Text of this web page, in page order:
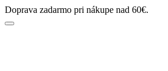
Doprava zadarmo pri nákupe nad 60€.